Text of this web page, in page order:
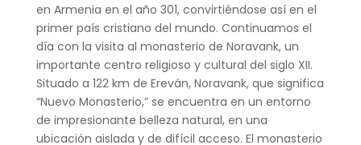
en Armenia en el año 301, convirtiéndose así en el
primer país cristiano del mundo. Continuamos el
día con la visita al monasterio de Noravank, un
importante centro religioso y cultural del siglo XII.
Situado a 122 km de Ereván, Noravank, que significa
“Nuevo Monasterio,” se encuentra en un entorno
de impresionante belleza natural, en una
ubicación aislada y de difícil acceso. El monasterio